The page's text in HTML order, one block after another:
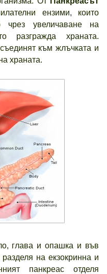
ензими, които
чрез увеличаване на
разгражда храната.
към жлъчката и
храната.
глава и опашка и във
на екзокринна и
панкреас отделя